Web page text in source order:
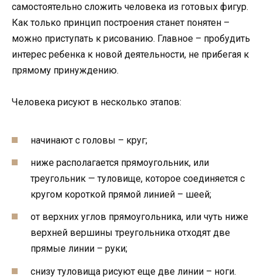
самостоятельно сложить человека из готовых фигур.
Как только принцип построения станет понятен –
можно приступать к рисованию. Главное – пробудить
интерес ребенка к новой деятельности, не прибегая к
прямому принуждению.
Человека рисуют в несколько этапов:
начинают с головы – круг;
ниже располагается прямоугольник, или
треугольник — туловище, которое соединяется с
кругом короткой прямой линией – шеей;
от верхних углов прямоугольника, или чуть ниже
верхней вершины треугольника отходят две
прямые линии – руки;
снизу туловища рисуют еще две линии – ноги.